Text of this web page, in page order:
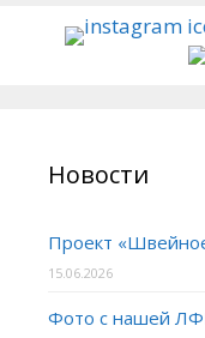
Новости
Проект
15.06.2026
Фото с нашей